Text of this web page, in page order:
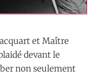
et Maître
devant le
non seulement